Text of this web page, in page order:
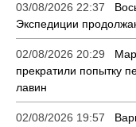
03/08/2026 22:37
Экспедиции
02/08/2026 20:29
прекратили попытку
лавин
02/08/2026 19:57